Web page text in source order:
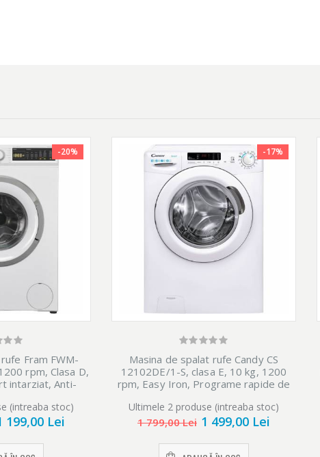
-20%
Fram FWM-
rpm, Clasa D,
intarziat, Anti-
(intreaba stoc)
199,00 Lei
-17%
Masina de spalat rufe Candy CS
12102DE/1-S, clasa E, 10 kg, 1200
rpm, Easy Iron, Programe rapide de
Ultimele 2 produse (intreaba stoc)
1 799,00 Lei 1 499,00 Lei